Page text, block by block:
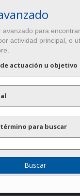
avanzado para
actividad principal, o
actuación u objetivo
para buscar